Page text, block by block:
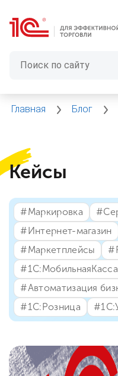
Главная Блог
Кейсы
#⁣Автоматизация
#⁣1С:Розница
#⁣Маркировка
#⁣Интернет-магазин
#⁣Маркетплейсы
#⁣1С:МобильнаяКасса